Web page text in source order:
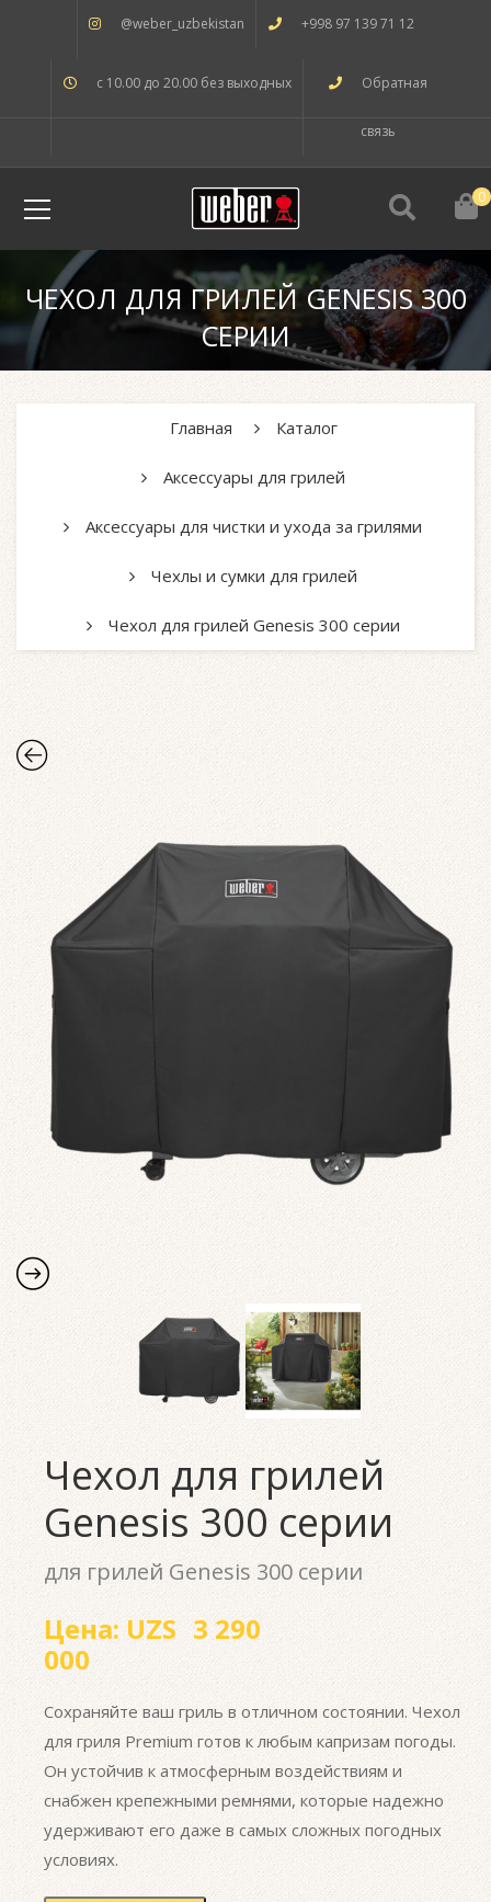
@weber_uzbekistan +998 97 139 71 12
с 10.00 до 20.00 без выходных Обратная
связь
0
ЧЕХОЛ ДЛЯ ГРИЛЕЙ GENESIS 300
СЕРИИ
Главная Каталог
Аксессуары для грилей
Аксессуары для чистки и ухода за грилями
Чехлы и сумки для грилей
Чехол для грилей Genesis 300 серии
Чехол для грилей
Genesis 300 серии
для грилей Genesis 300 серии
Цена: UZS 3 290
000
Сохраняйте ваш гриль в отличном состоянии. Чехол
для гриля Premium готов к любым капризам погоды.
Он устойчив к атмосферным воздействиям и
снабжен крепежными ремнями, которые надежно
удерживают его даже в самых сложных погодных
условиях.